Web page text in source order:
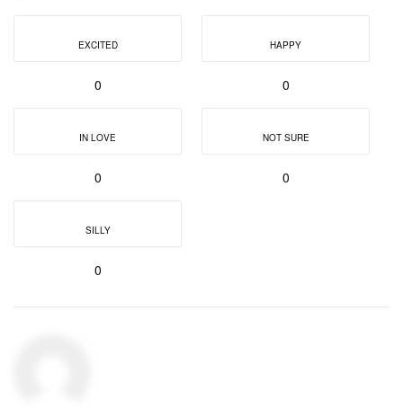
EXCITED
0
HAPPY
0
IN LOVE
0
NOT SURE
0
SILLY
0